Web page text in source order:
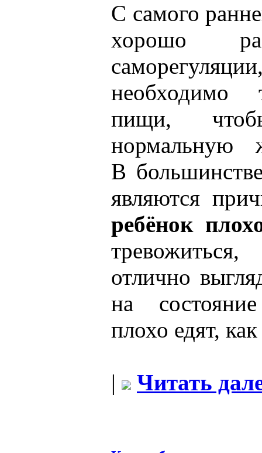
С самого
хорошо
необходимо
пищи,
нормальную
В
являются
ребёнок
отлично
на
плохо едят,
| Читать